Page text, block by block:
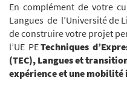
En complément de votre
Langues de l’Université de
de construire votre projet
l’UE PETechniques
(TEC), Langues et
expérience et une